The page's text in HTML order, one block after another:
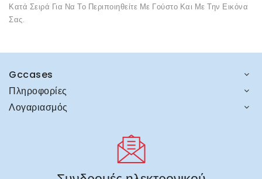
Κατά Σειρά Για Να Το Περιποιηθείτε Με Γούστο Και Με Την Εικόνα
Σας.
Gccases
Πληροφορίες
Λογαριασμός